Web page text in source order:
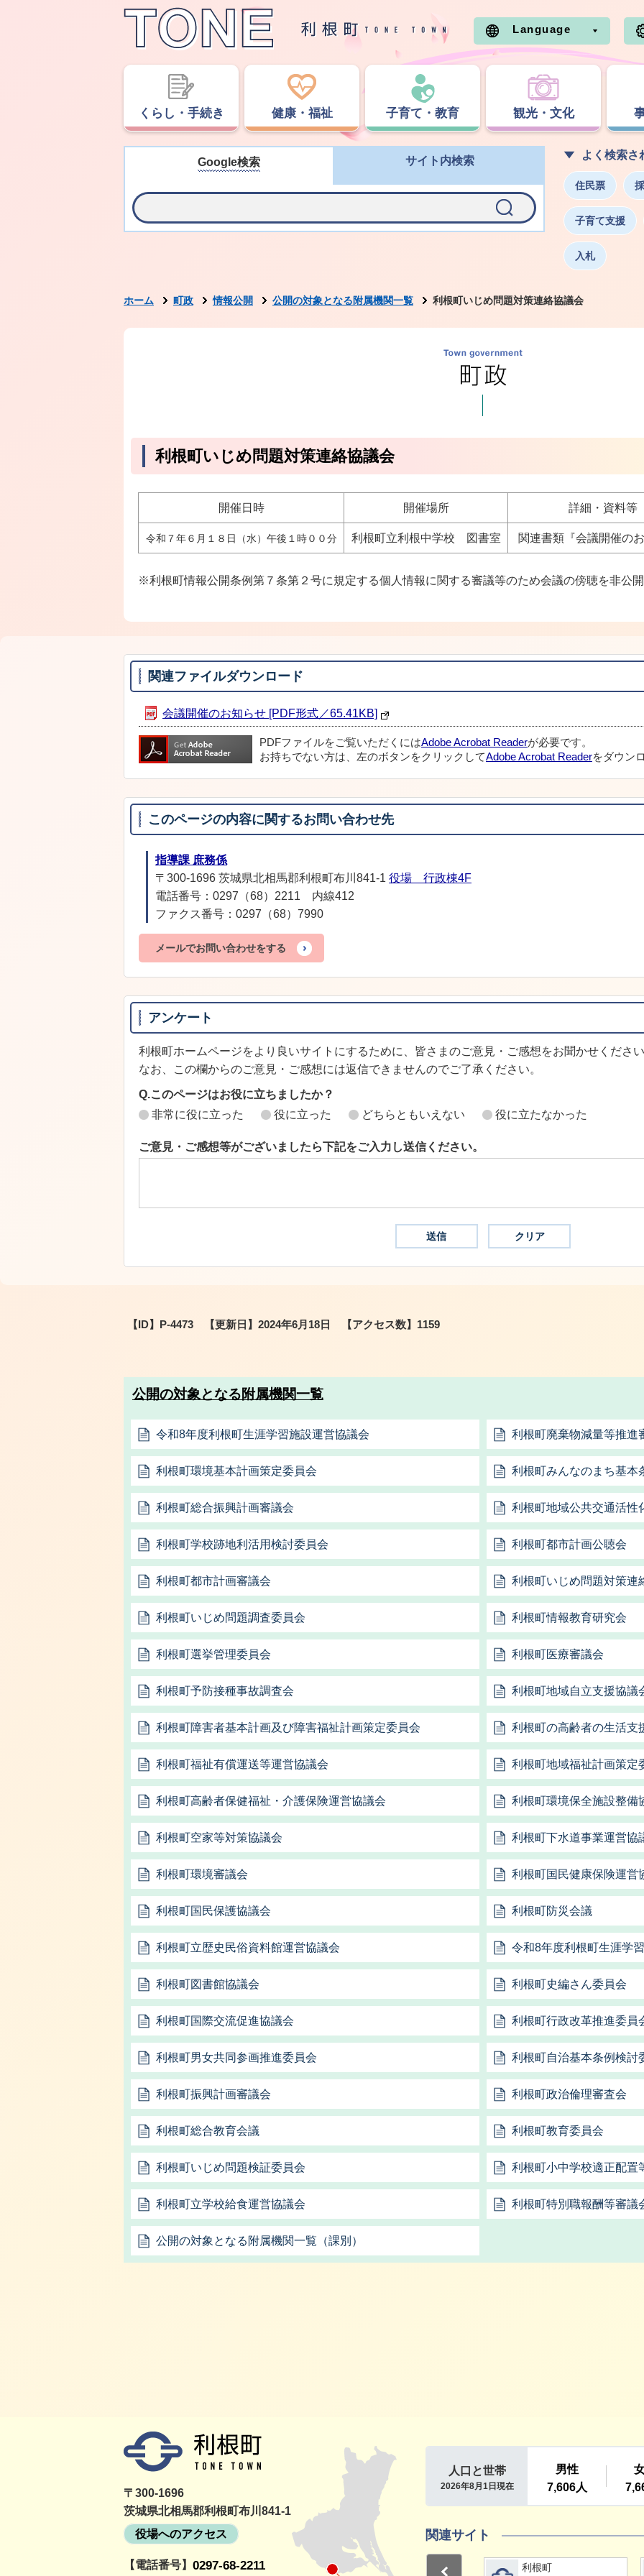
Language
くらし・手続き 健康・福祉 子育て・教育 観光・文化
Google検索 サイト内検索 よく検索さ
住民票
子育て支援
入札
ホーム 町政 情報公開 公開の対象となる附属機関一覧 利根町いじめ問題対策連絡協議会
利根町いじめ問題対策連絡協議会
開催日時 開催場所 詳細・資料等
令和７年６月１８日（水）午後１時００分 利根町立利根中学校 図書室 関連書類『会議開催の
※利根町情報公開条例第７条第２号に規定する個人情報に関する審議等のため会議の傍聴を非公
関連ファイルダウンロード
会議開催のお知らせ [PDF形式／65.41KB]
PDFファイルをご覧いただくにはAdobe Acrobat Readerが必要です。
お持ちでない方は、左のボタンをクリックしてAdobe Acrobat Readerをダウン
このページの内容に関するお問い合わせ先
指導課 庶務係
〒300-1696 茨城県北相馬郡利根町布川841-1 役場 行政棟4F
電話番号：0297（68）2211 内線412
ファクス番号：0297（68）7990
メールでお問い合わせをする
アンケート
利根町ホームページをより良いサイトにするために、皆さまのご意見・ご感想をお聞かせくださ
なお、この欄からのご意見・ご感想には返信できませんのでご了承ください。
Q.このページはお役に立ちましたか？
非常に役に立った
役に立った どちらともいえない 役に立たなかった
ご意見・ご感想等がございましたら下記をご入力し送信ください。
【ID】 P-4473 【更新日】 2024年6月18日 【アクセス数】 1159
公開の対象となる附属機関一覧
令和8年度利根町生涯学習施設運営協議会 利根町廃棄物減量等推進
利根町環境基本計画策定委員会 利根町みんなのまち基本
利根町総合振興計画審議会 利根町地域公共交通活性
利根町学校跡地利活用検討委員会 利根町都市計画公聴会
利根町都市計画審議会 利根町いじめ問題対策連
利根町いじめ問題調査委員会 利根町情報教育研究会
利根町選挙管理委員会 利根町医療審議会
利根町予防接種事故調査会 利根町地域自立支援協議
利根町障害者基本計画及び障害福祉計画策定委員会 利根町の高齢者の生活支
利根町福祉有償運送等運営協議会 利根町地域福祉計画策定
利根町高齢者保健福祉・介護保険運営協議会 利根町環境保全施設整備
利根町空家等対策協議会 利根町下水道事業運営協
利根町環境審議会 利根町国民健康保険運営
利根町国民保護協議会 利根町防災会議
利根町立歴史民俗資料館運営協議会 令和8年度利根町生涯学
利根町図書館協議会 利根町史編さん委員会
利根町国際交流促進協議会 利根町行政改革推進委員
利根町男女共同参画推進委員会 利根町自治基本条例検討
利根町振興計画審議会 利根町政治倫理審査会
利根町総合教育会議 利根町教育委員会
利根町いじめ問題検証委員会 利根町小中学校適正配置
利根町立学校給食運営協議会 利根町特別職報酬等審議
公開の対象となる附属機関一覧（課別）
〒300-1696
茨城県北相馬郡利根町布川841-1
役場へのアクセス
【電話番号】 0297-68-2211
関連サイト
町民活動情報サイト 詳細をみる
利根町社会福祉協議 詳細をみる
利根町 詳細をみる
利根町
Previous